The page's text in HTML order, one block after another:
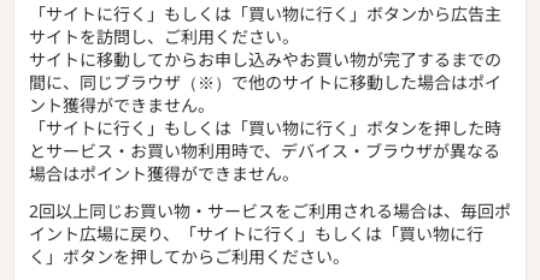
「サイトに行く」もしくは「買い物に行く」ボタンから広告主
サイトを訪問し、ご利用ください。
サイトに移動してからお申し込みやお買い物が完了するまでの
間に、同じブラウザ（※）で他のサイトに移動した場合はポイ
ント獲得ができません。
「サイトに行く」もしくは「買い物に行く」ボタンを押した時
とサービス・お買い物利用時で、デバイス・ブラウザが異なる
場合はポイント獲得ができません。
2回以上同じお買い物・サービスをご利用される場合は、毎回ポ
イント広場に戻り、「サイトに行く」もしくは「買い物に行
く」ボタンを押してからご利用ください。